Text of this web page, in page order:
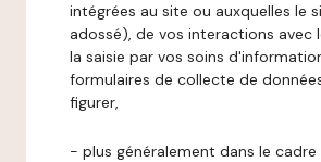
intégrées au site ou auxquelles le
adossé), de vos interactions avec
la saisie par vos soins
formulaires de collecte de
figurer,
- plus généralement dans le cadre